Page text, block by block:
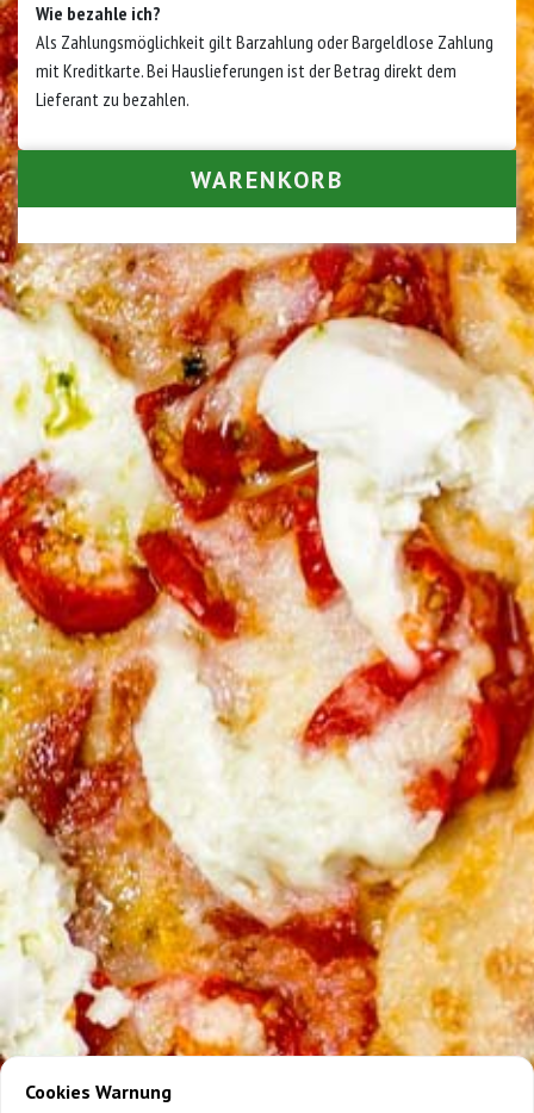
Wie bezahle ich?
Als Zahlungsmöglichkeit gilt Barzahlung oder Bargeldlose Zahlung
mit Kreditkarte. Bei Hauslieferungen ist der Betrag direkt dem
Lieferant zu bezahlen.​
WARENKORB
Cookies Warnung